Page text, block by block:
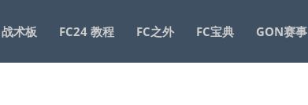
术板 FC24 教程 FC之外 FC宝典 GON赛事